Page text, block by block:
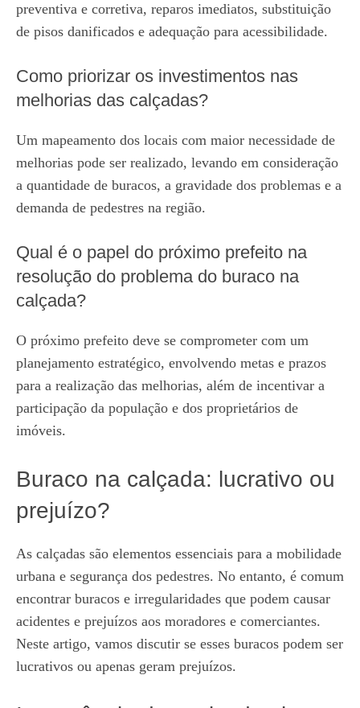
preventiva e corretiva, reparos imediatos, substituição
de pisos danificados e adequação para acessibilidade.
Como priorizar os investimentos nas
melhorias das calçadas?
Um mapeamento dos locais com maior necessidade de
melhorias pode ser realizado, levando em consideração
a quantidade de buracos, a gravidade dos problemas e a
demanda de pedestres na região.
Qual é o papel do próximo prefeito na
resolução do problema do buraco na
calçada?
O próximo prefeito deve se comprometer com um
planejamento estratégico, envolvendo metas e prazos
para a realização das melhorias, além de incentivar a
participação da população e dos proprietários de
imóveis.
Buraco na calçada: lucrativo ou
prejuízo?
As calçadas são elementos essenciais para a mobilidade
urbana e segurança dos pedestres. No entanto, é comum
encontrar buracos e irregularidades que podem causar
acidentes e prejuízos aos moradores e comerciantes.
Neste artigo, vamos discutir se esses buracos podem ser
lucrativos ou apenas geram prejuízos.